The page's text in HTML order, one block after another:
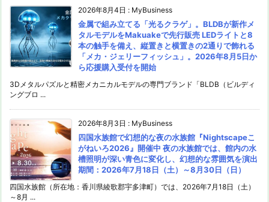
2026年8月4日 : MyBusiness
金属で組み立てる「光るクラゲ」。BLDBが新作メ
タルモデルをMakuakeで先行販売 LEDライトと8
本の触手を備え、縦置きと横置きの2通りで飾れる
「メカ・ジェリーフィッシュ」。2026年8月5日か
ら応援購入受付を開始
3Dメタルパズルと精密メカニカルモデルの専門ブランド「BLDB（ビルディ
ングブロ ...
2026年8月3日 : MyBusiness
四国水族館で幻想的な夜の水族館『Nightscapeこ
がねいろ2026』開催中 夜の水族館では、館内の水
槽照明が深い青色に変化し、幻想的な雰囲気を演出
期間：2026年7月18日（土）～8月30日（日）
四国水族館（所在地：香川県綾歌郡宇多津町）では、2026年7月18日（土）
～8月 ...